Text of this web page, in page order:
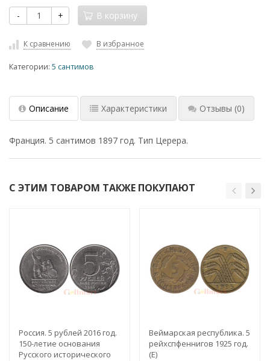
- + В корзину
К сравнению В избранное
Категории: 5 сантимов
Описание Характеристики Отзывы (0)
Франция. 5 сантимов 1897 год. Тип Церера.
С ЭТИМ ТОВАРОМ ТАКЖЕ ПОКУПАЮТ
Россия. 5 рублей 2016 год.
150-летие основания
Русского исторического
Веймарская республика. 5
рейхспфеннигов 1925 год.
(E)